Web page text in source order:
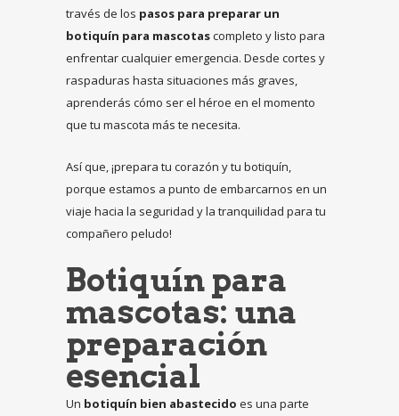
través de los pasos para preparar un
botiquín para mascotascompleto y listo para
enfrentar cualquier emergencia. Desde cortes y
raspaduras hasta situaciones más graves,
aprenderás cómo ser el héroe en el momento
que tu mascota más te necesita.
Así que, ¡prepara tu corazón y tu botiquín,
porque estamos a punto de embarcarnos en un
viaje hacia la seguridad y la tranquilidad para tu
compañero peludo!
Botiquín para
mascotas: una
preparación
esencial
Un botiquín bien abastecido es una parte